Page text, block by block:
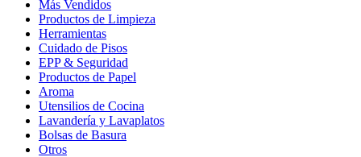
Más Vendidos
Productos de Limpieza
Herramientas
Cuidado de Pisos
EPP & Seguridad
Productos de Papel
Aroma
Utensilios de Cocina
Lavandería y Lavaplatos
Bolsas de Basura
Otros